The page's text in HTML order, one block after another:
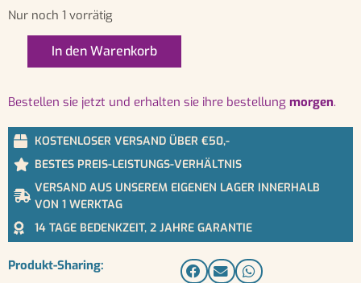
Nur noch 1 vorrätig
In den Warenkorb
bestellen sie jetzt und erhalten sie ihre bestellung morgen.
KOSTENLOSER VERSAND ÜBER €50,-
BESTES PREIS-LEISTUNGS-VERHÄLTNIS
VERSAND AUS UNSEREM EIGENEN LAGER INNERHALB
VON 1 WERKTAG
14 TAGE BEDENKZEIT, 2 JAHRE GARANTIE
Produkt-Sharing: